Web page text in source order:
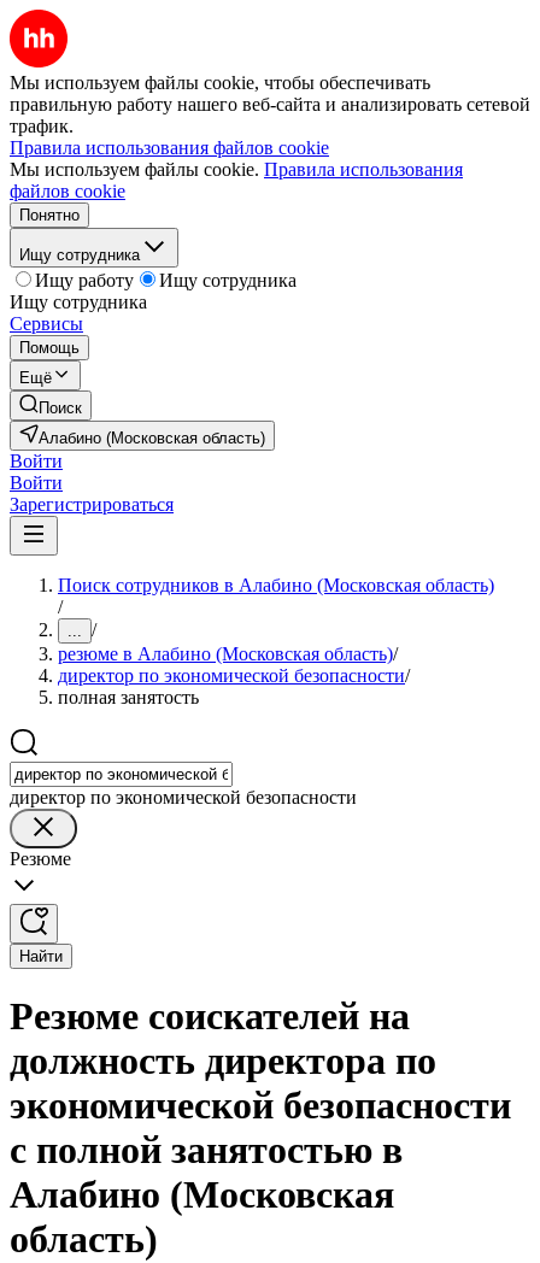
Мы используем файлы cookie, чтобы обеспечивать
правильную работу нашего веб-сайта и анализировать сетевой
трафик.
Правила использования файлов cookie
Мы используем файлы cookie. Правила использования
файлов cookie
Понятно
Ищу сотрудника
Ищу работу
Ищу сотрудника
Ищу сотрудника
Сервисы
Помощь
Ещё
Поиск
Алабино (Московская область)
Войти
Войти
Зарегистрироваться
Поиск сотрудников в Алабино (Московская область)
/
... /
резюме в Алабино (Московская область)/
директор по экономической безопасности/
полная занятость
директор по экономической безопасности
Резюме
Найти
Резюме соискателей на
должность директора по
экономической безопасности
с полной занятостью в
Алабино (Московская
область)